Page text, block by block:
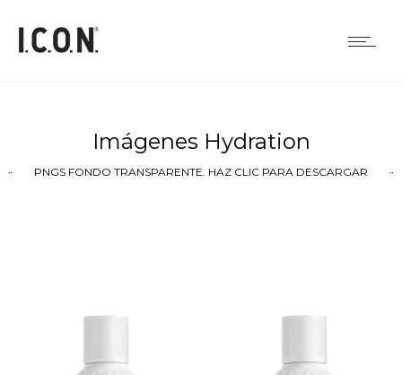
Imágenes Hydration
PNGS FONDO TRANSPARENTE. HAZ CLIC PARA DESCARGAR